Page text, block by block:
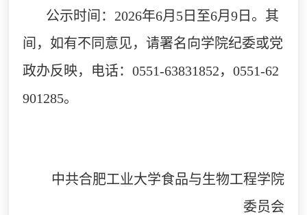
公示时间： 2026年6月5日至6月9日。其
间，如有不同意见，请署名向学院纪委或党
政办反映，电话：0551-63831852，0551-62
901285。
中共合肥工业大学食品与生物工程学院
委员会